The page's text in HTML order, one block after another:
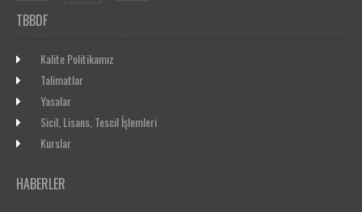
TBBDF
Kalite Politikamız
Talimatlar
Yasalar
Sicil, Lisans, Tescil İşlemleri
Kurslar
HABERLER